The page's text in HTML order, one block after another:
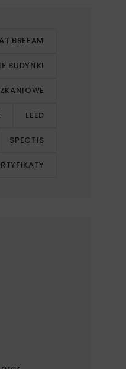
BREEAM
BUDYNKI
LEED
SPECTIS